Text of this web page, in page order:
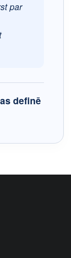
par
definē